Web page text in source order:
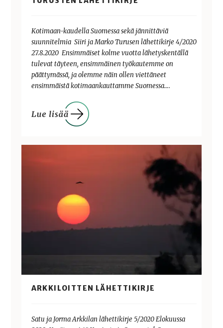
Kotimaan-kaudella Suomessa sekä jännittäviä
suunnitelmia Siiri ja Marko Turusen lähettikirje 4/2020
27.8.2020 Ensimmäiset kolme vuotta lähetyskentällä
tulevat täyteen, ensimmäinen työkautemme on
päättymässä, ja olemme näin ollen viettäneet
ensimmäistä kotimaankauttamme Suomessa….
ARKKILOITTEN LÄHETTIKIRJE
Satu ja Jorma Arkkilan lähettikirje 5/2020 Elokuussa